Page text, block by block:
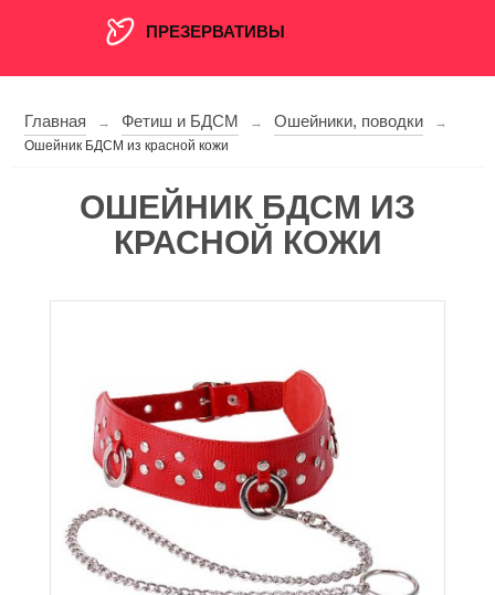
ПРЕЗЕРВАТИВЫ
Главная → Фетиш и БДСМ → Ошейники, поводки
→
Ошейник БДСМ из красной кожи
ОШЕЙНИК БДСМ ИЗ
КРАСНОЙ КОЖИ